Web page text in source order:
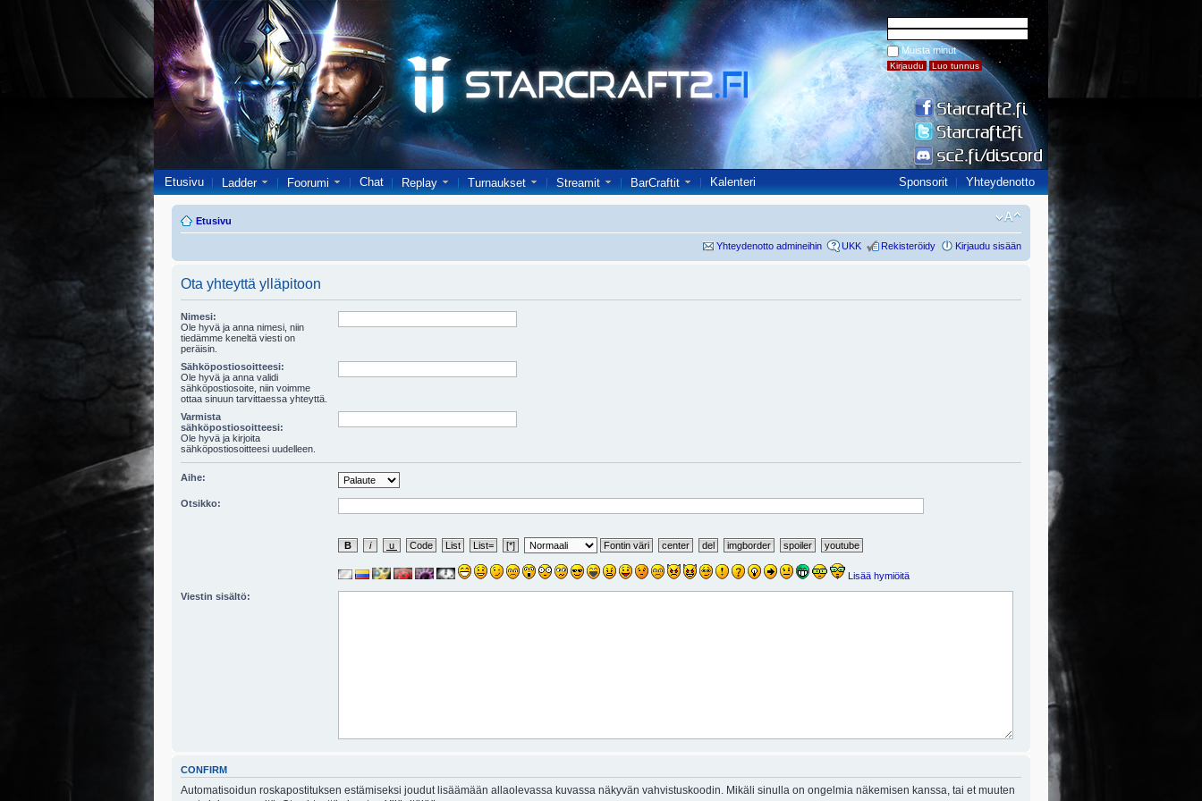
Muista minut
Etusivu Ladder Foorumi Chat Replay Turnaukset Streamit BarCraftit Kalenteri Sponsorit Yhteydenotto
Etusivu
Yhteydenotto admineihin UKK Rekisteröidy Kirjaudu sisään
Ota yhteyttä ylläpitoon
Nimesi:
Ole hyvä ja anna nimesi, niin
tiedämme keneltä viesti on
peräisin.
Sähköpostiosoitteesi:
Ole hyvä ja anna validi
sähköpostiosoite, niin voimme
ottaa sinuun tarvittaessa yhteyttä.
Varmista
sähköpostiosoitteesi:
Ole hyvä ja kirjoita
sähköpostiosoitteesi uudelleen.
Aihe:
Otsikko:
Lisää hymiöitä
Viestin sisältö:
CONFIRM
Automatisoidun roskapostituksen estämiseksi joudut lisäämään allaolevassa kuvassa näkyvän vahvistuskoodin. Mikäli sinulla on ongelmia näkemisen kanssa, tai et muuten